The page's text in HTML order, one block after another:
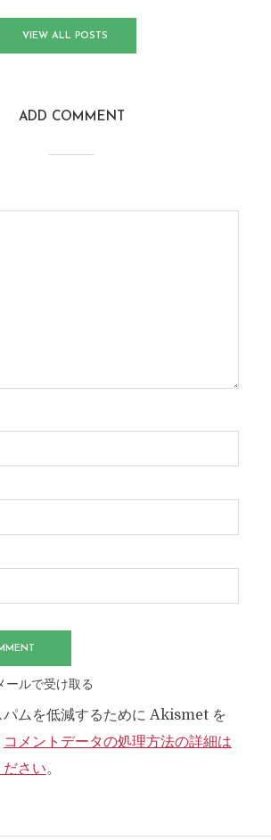
VIEW ALL POSTS
ADD COMMENT
ールで受け取る
パムを低減するために Akismet を
コメントデータの処理方法の詳細は
ださい。